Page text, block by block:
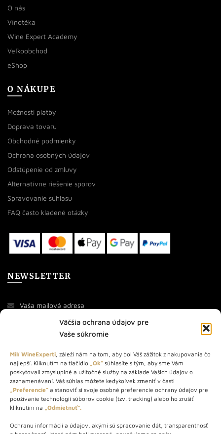
Väčšia ochrana údajov pre
Vaše súkromie
Milí WineExperti, záleží nám na tom, aby bol Váš zážitok z nakupovania čo
najlepší. Kliknutím na tlačidlo „Ok“ súhlasíte s tým, aby sme Vám
poskytovali zmysluplné a užitočné služby na základe Vašich údajov o
zaznamenávaní. Váš súhlas môžete kedykoľvek zmeniť v časti
„Preferencie“ a stanoviť si svoje osobné preferencie ochrany údajov pre
používanie technológií súborov cookie (tzv. tracking) alebo ho zrušiť
kliknutím na „Odmietnuť“.
Ochranu informácií a údajov, akými sú spracovanie dát, transparentnosť
O nás
Vínotéka
Wine Expert Academy
Veľkoobchod
eShop
O NÁKUPE
Možnosti platby
Doprava tovaru
Obchodné podmienky
Ochrana osobných údajov
Odstúpenie od zmluvy
Alternatívne riešenie sporov
Spravovanie súhlasu
FAQ často kladené otázky
NEWSLETTER
O NÁS
STORE – obchod s vínom a destilátmi od roku 2010. Na našej
webovej stránke predávame viac ako 1000+ značkových
produktov.
Info tel.: +421 917 779 888